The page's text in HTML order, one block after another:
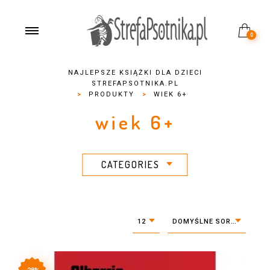
0
NAJLEPSZE KSIĄŻKI DLA DZIECI
STREFAPSOTNIKA.PL
>
PRODUKTY > WIEK 6+
wiek 6+
CATEGORIES
12 DOMYŚLNE SORTOWANIE